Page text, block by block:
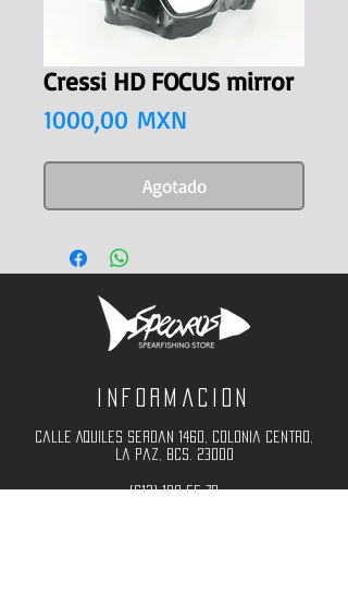
Cressi HD FOCUS mirror
1000,00 MXN
Agotado
Informacion
Calle Aquiles Serdan 1460, Colonia centro,
la paz, bcs. 23000
(612) 198-55-78